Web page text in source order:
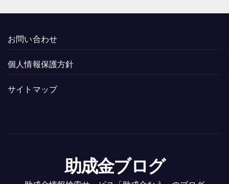
お問い合わせ
個人情報保護方針
サイトマップ
助成金ブログ